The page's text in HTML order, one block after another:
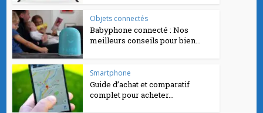
Objets connectés
Babyphone connecté : Nos
meilleurs conseils pour bien...
Smartphone
Guide d’achat et comparatif
complet pour acheter...